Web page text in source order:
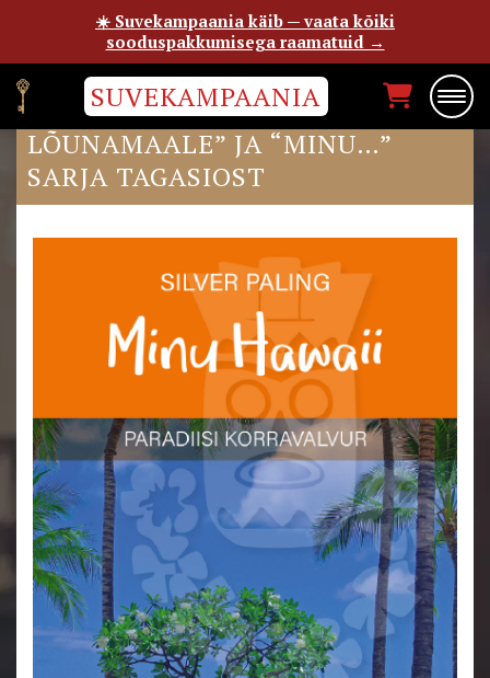
SUVEKAMPAANIA
“MINU HAWAII”, “LENNUKIGA
LÕUNAMAALE” JA “MINU…”
SARJA TAGASIOST
☀️ Suvekampaania käib — vaata kõiki
sooduspakkumisega raamatuid →